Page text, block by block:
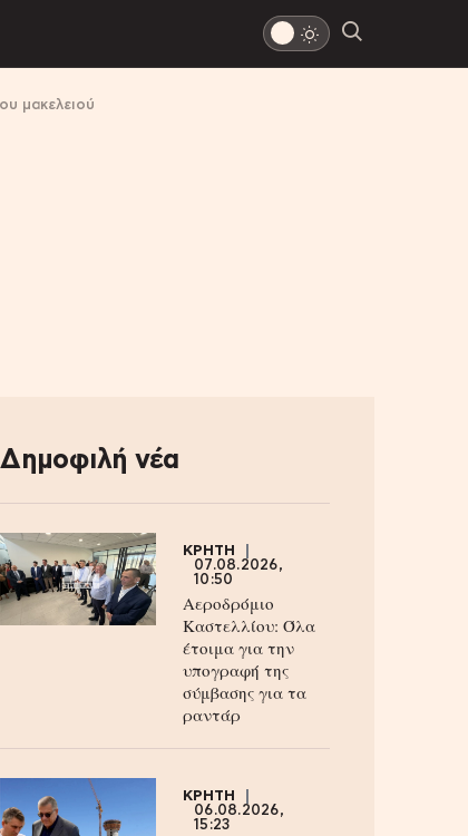
μακελειού
Δημοφιλή νέα
ΚΡΗΤΗ
07.08.2026,
10:50
Αεροδρόμιο
Καστελλίου: Όλα
έτοιμα για την
υπογραφή της
σύμβασης για τα
ραντάρ
ΚΡΗΤΗ
06.08.2026,
15:23